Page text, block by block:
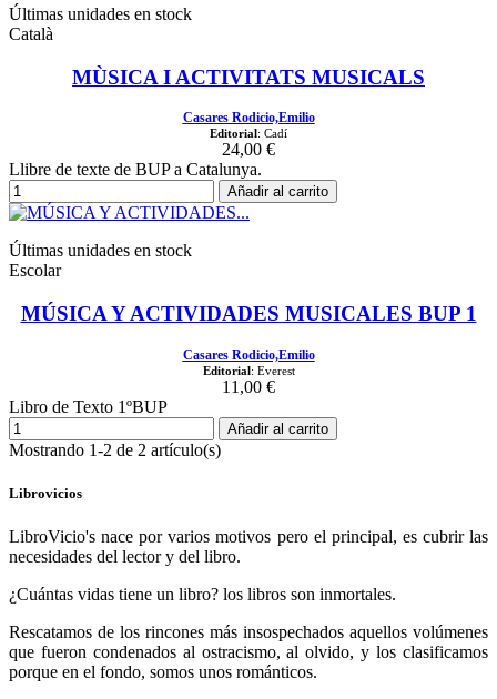
Últimas unidades en stock
Català
MÙSICA I ACTIVITATS MUSICALS
Casares Rodicio,Emilio
Editorial : Cadí
24,00 €
Llibre de texte de BUP a Catalunya.
Añadir al carrito
Últimas unidades en stock
Escolar
MÚSICA Y ACTIVIDADES MUSICALES BUP 1
Casares Rodicio,Emilio
Editorial: Everest
11,00 €
Libro de Texto 1ºBUP
Añadir al carrito
Mostrando 1-2 de 2 artículo(s)
Librovicios
LibroVicio's nace por varios motivos pero el principal, es cubrir las
necesidades del lector y del libro.
¿Cuántas vidas tiene un libro? los libros son inmortales.
Rescatamos de los rincones más insospechados aquellos volúmenes
que fueron condenados al ostracismo, al olvido, y los clasificamos
porque en el fondo, somos unos románticos.